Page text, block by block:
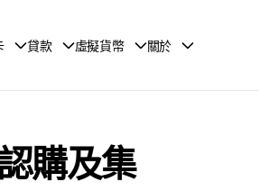
貸款 虛擬貨幣 關於
購及集